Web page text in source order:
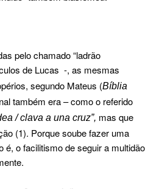
pelo chamado “ladrão
de Lucas -, as mesmas
segundo Mateus (Bíblia
também era – como o referido
/ clava a una cruz”, mas que
(1). Porque soube fazer uma
é, o facilitismo de seguir a multidão